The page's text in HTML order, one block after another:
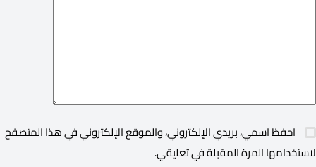
احفظ اسمي، بريدي الإلكتروني، والموقع الإلكتروني في هذا المتصفح
لاستخدامها المرة المقبلة في تعليقي.